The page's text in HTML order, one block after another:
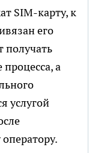
SIM-карту, к
его
получать
а
услугой